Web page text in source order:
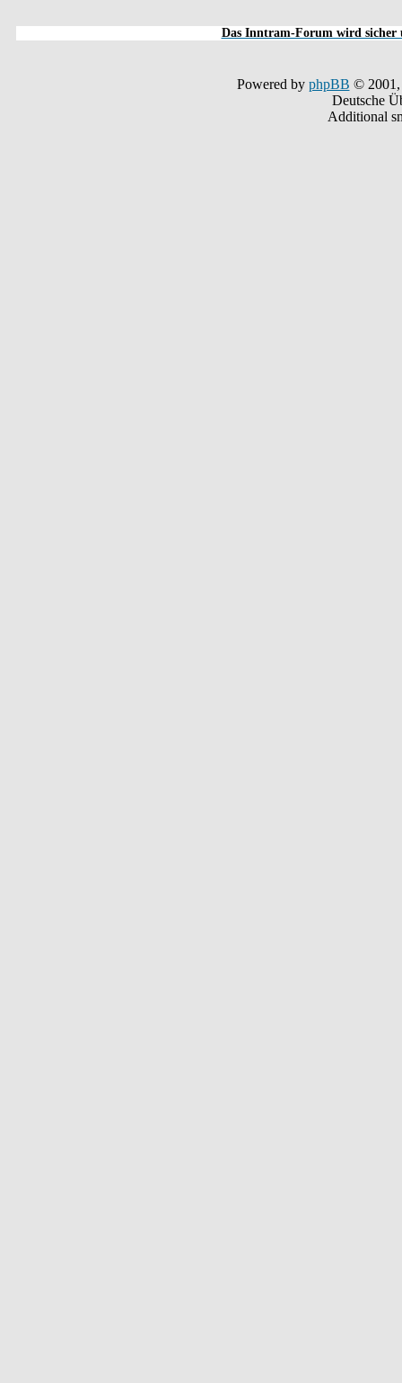
Das Inntram-Forum wird sicher
Powered by phpBB © 2001,
Deutsche
Additional